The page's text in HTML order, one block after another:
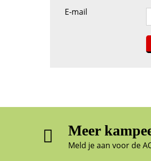
E-mail
Meer
Meld je aan voor de